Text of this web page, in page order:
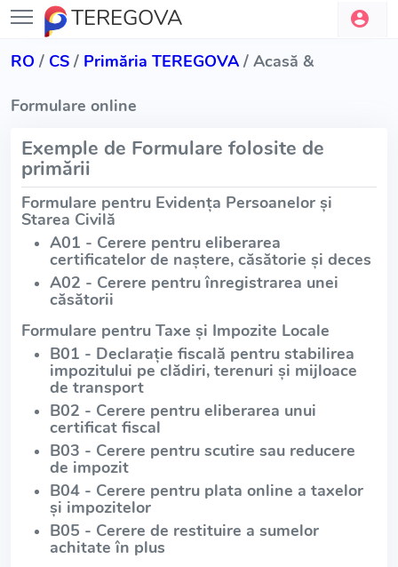
TEREGOVA
RO / CS / Primăria TEREGOVA / Acasă &
Formulare online
Exemple de Formulare folosite de
primării
Formulare pentru Evidența Persoanelor și
Starea Civilă
A01 - Cerere pentru eliberarea
certificatelor de naștere, căsătorie și deces
A02 - Cerere pentru înregistrarea unei
căsătorii
Formulare pentru Taxe și Impozite Locale
B01 - Declarație fiscală pentru stabilirea
impozitului pe clădiri, terenuri și mijloace
de transport
B02 - Cerere pentru eliberarea unui
certificat fiscal
B03 - Cerere pentru scutire sau reducere
de impozit
B04 - Cerere pentru plata online a taxelor
și impozitelor
B05 - Cerere de restituire a sumelor
achitate în plus